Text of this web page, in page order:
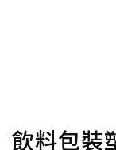
飲料包裝